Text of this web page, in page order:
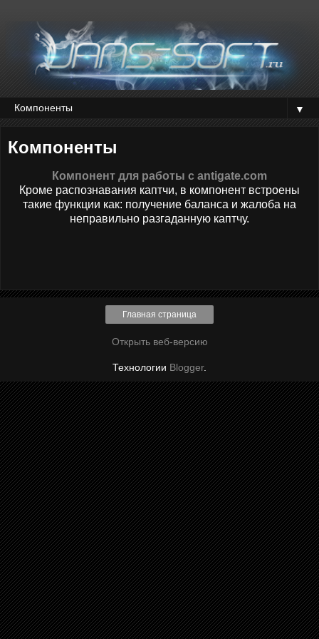
▼
Компоненты
Компонент для работы с antigate.com
Кроме распознавания каптчи, в компонент встроены
такие функции как: получение баланса и жалоба на
неправильно разгаданную каптчу.
Главная страница
Открыть веб-версию
Технологии Blogger.